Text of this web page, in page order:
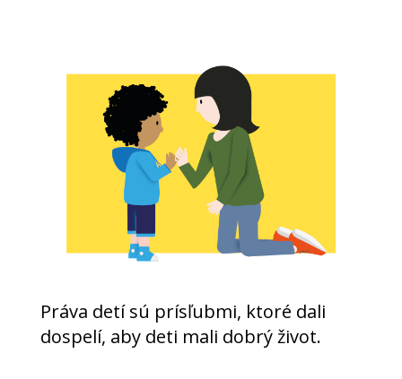
Práva detí sú prísľubmi, ktoré dali
dospelí, aby deti mali dobrý život.